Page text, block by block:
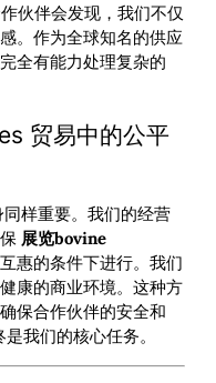
伙伴会发现，我们不仅
。作为全球知名的供应
全有能力处理复杂的
贸易中的公平
样重要。我们的经营
展览bovine
惠的条件下进行。我们
康的商业环境。这种方
保合作伙伴的安全和
我们的核心任务。